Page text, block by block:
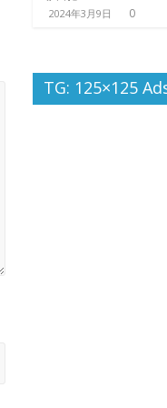
2024年3月9日 0
TG: 125×125